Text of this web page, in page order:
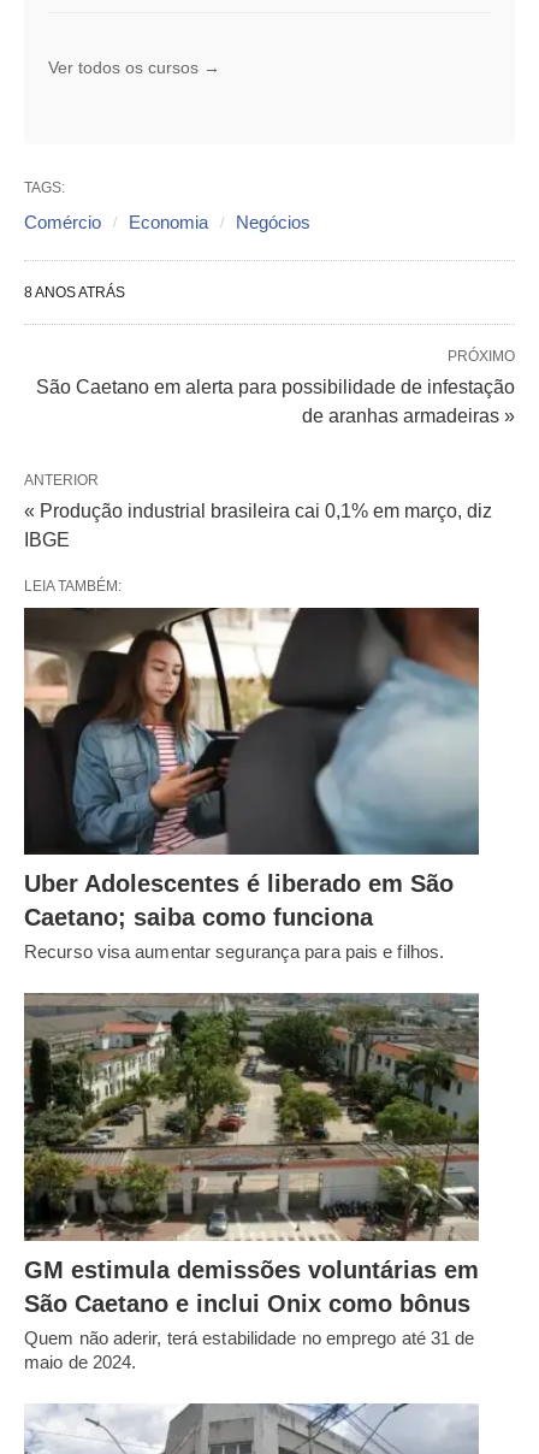
Ver todos os cursos →
TAGS:
Comércio Economia Negócios
8 ANOS ATRÁS
PRÓXIMO
São Caetano em alerta para possibilidade de infestação
de aranhas armadeiras »
ANTERIOR
« Produção industrial brasileira cai 0,1% em março, diz
IBGE
LEIA TAMBÉM:
Uber Adolescentes é liberado em São
Caetano; saiba como funciona
Recurso visa aumentar segurança para pais e filhos.
GM estimula demissões voluntárias em
São Caetano e inclui Onix como bônus
Quem não aderir, terá estabilidade no emprego até 31 de
maio de 2024.